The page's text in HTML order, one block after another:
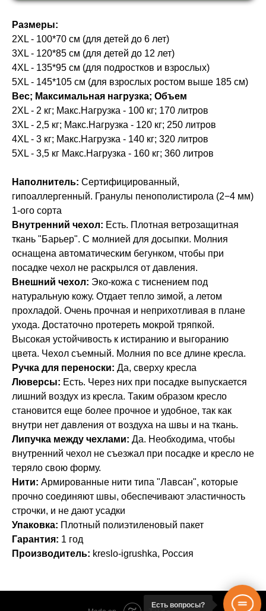
Размеры:
2XL - 100*70 см (для детей до 6 лет)
3XL - 120*85 см (для детей до 12 лет)
4XL - 135*95 см (для подростков и взрослых)
5XL - 145*105 см (для взрослых ростом выше 185 см)
Вес; Максимальная нагрузка; Объем
2XL - 2 кг; Макс.Нагрузка - 100 кг; 170 литров
3XL - 2,5 кг; Макс.Нагрузка - 120 кг; 250 литров
4XL - 3 кг; Макс.Нагрузка - 140 кг; 320 литров
5XL - 3,5 кг Макс.Нагрузка - 160 кг; 360 литров
Наполнитель: Сертифицированный,
гипоаллергенный. Гранулы пенополистирола (2−4 мм)
1-ого сорта
Внутренний чехол: Есть. Плотная ветрозащитная
ткань "Барьер". С молнией для досыпки. Молния
оснащена автоматическим бегунком, чтобы при
посадке чехол не раскрылся от давления.
Внешний чехол: Эко-кожа с тиснением под
натуральную кожу. Отдает тепло зимой, а летом
прохладой. Очень прочная и неприхотливая в плане
ухода. Достаточно протереть мокрой тряпкой.
Высокая устойчивость к истиранию и выгоранию
цвета. Чехол съемный. Молния по все длине кресла.
Ручка для переноски: Да, сверху кресла
Люверсы: Есть. Через них при посадке выпускается
лишний воздух из кресла. Таким образом кресло
становится еще более прочное и удобное, так как
внутри нет давления от воздуха на швы и на ткань.
Липучка между чехлами: Да. Необходима, чтобы
внутренний чехол не съезжал при посадке и кресло не
теряло свою форму.
Нити: Армированные нити типа "Лавсан", которые
прочно соединяют швы, обеспечивают эластичность
строчки, и не дают усадки
Упаковка: Плотный полиэтиленовый пакет
Гарантия: 1 год
Производитель: kreslo-igrushka, Россия
Есть вопросы?